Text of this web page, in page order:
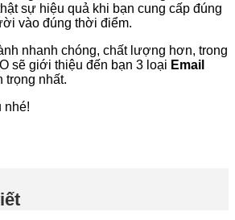
sự hiệu quả khi bạn cung cấp đúng
vào đúng thời điểm.
nhanh chóng, chất lượng hơn, trong
sẽ giới thiệu đến bạn 3 loại Email
trọng nhất.
nhé!